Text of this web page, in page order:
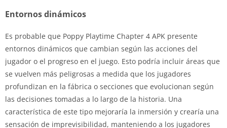
Entornos dinámicos
Es probable que Poppy Playtime Chapter 4 APK presente
entornos dinámicos que cambian según las acciones del
jugador o el progreso en el juego. Esto podría incluir áreas que
se vuelven más peligrosas a medida que los jugadores
profundizan en la fábrica o secciones que evolucionan según
las decisiones tomadas a lo largo de la historia. Una
característica de este tipo mejoraría la inmersión y crearía una
sensación de imprevisibilidad, manteniendo a los jugadores